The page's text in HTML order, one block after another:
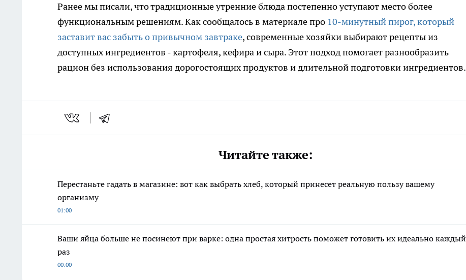
Ранее мы писали, что традиционные утренние блюда постепенно уступают место более
функциональным решениям. Как сообщалось в материале про 10-минутный пирог, который
заставит вас забыть о привычном завтраке, современные хозяйки выбирают рецепты из
доступных ингредиентов - картофеля, кефира и сыра. Этот подход помогает разнообразить
рацион без использования дорогостоящих продуктов и длительной подготовки ингредиентов.
Читайте также:
Перестаньте гадать в магазине: вот как выбрать хлеб, который принесет реальную пользу вашему
организму
01:00
Ваши яйца больше не посинеют при варке: одна простая хитрость поможет готовить их идеально каждый
раз
00:00